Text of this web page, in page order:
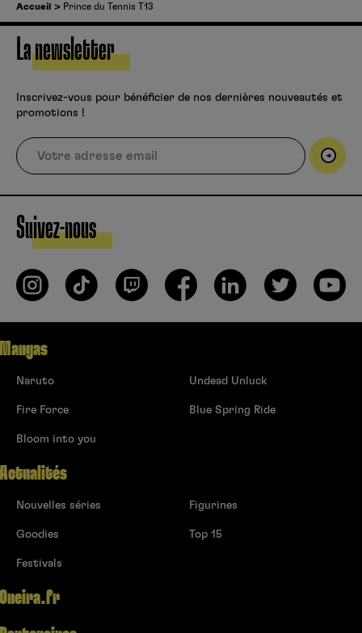
Accueil Prince du Tennis T13
La newsletter
Inscrivez-vous pour bénéficier de nos dernières nouveautés et
promotions !
Suivez-nous
Mangas
Naruto
Fire Force
Bloom into you
Undead Unluck
Blue Spring Ride
Actualités
Nouvelles séries
Goodies
Festivals
Figurines
Top 15
Oneira.fr